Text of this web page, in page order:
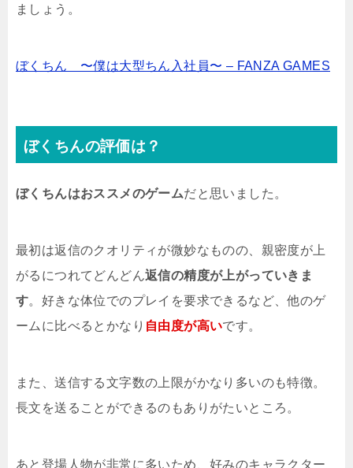
ましょう。
ぼくちん 〜僕は大型ちん入社員〜 – FANZA GAMES
ぼくちんの評価は？
ぼくちんはおススメのゲームだと思いました。
最初は返信のクオリティが微妙なものの、親密度が上
がるにつれてどんどん返信の精度が上がっていきま
す。好きな体位でのプレイを要求できるなど、他のゲ
ームに比べるとかなり 自由度が高いです。
また、送信する文字数の上限がかなり多いのも特徴。
長文を送ることができるのもありがたいところ。
あと登場人物が非常に多いため、好みのキャラクター